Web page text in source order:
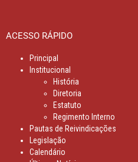
ACESSO RÁPIDO
Principal
Institucional
História
Diretoria
Estatuto
Regimento Interno
Pautas de Reivindicações
Legislação
Calendário